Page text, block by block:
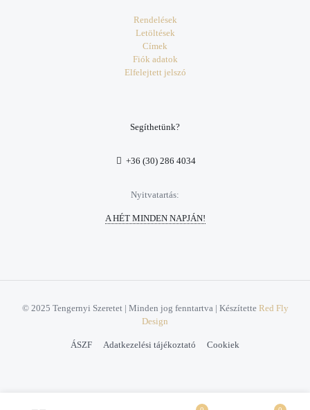
Rendelések
Letöltések
Címek
Fiók adatok
Elfelejtett jelszó
Segíthetünk?
+36 (30) 286 4034
Nyitvatartás:
A HÉT MINDEN NAPJÁN!
© 2025 Tengernyi Szeretet | Minden jog fenntartva | Készítette Red Fly
Design
ÁSZF Adatkezelési tájékoztató Cookiek